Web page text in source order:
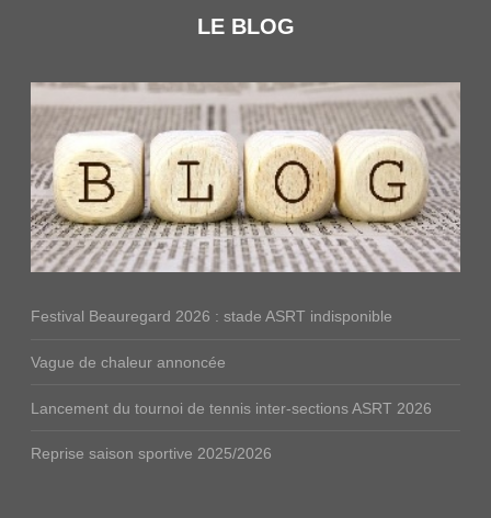
LE BLOG
Festival Beauregard 2026 : stade ASRT indisponible
Vague de chaleur annoncée
Lancement du tournoi de tennis inter-sections ASRT 2026
Reprise saison sportive 2025/2026